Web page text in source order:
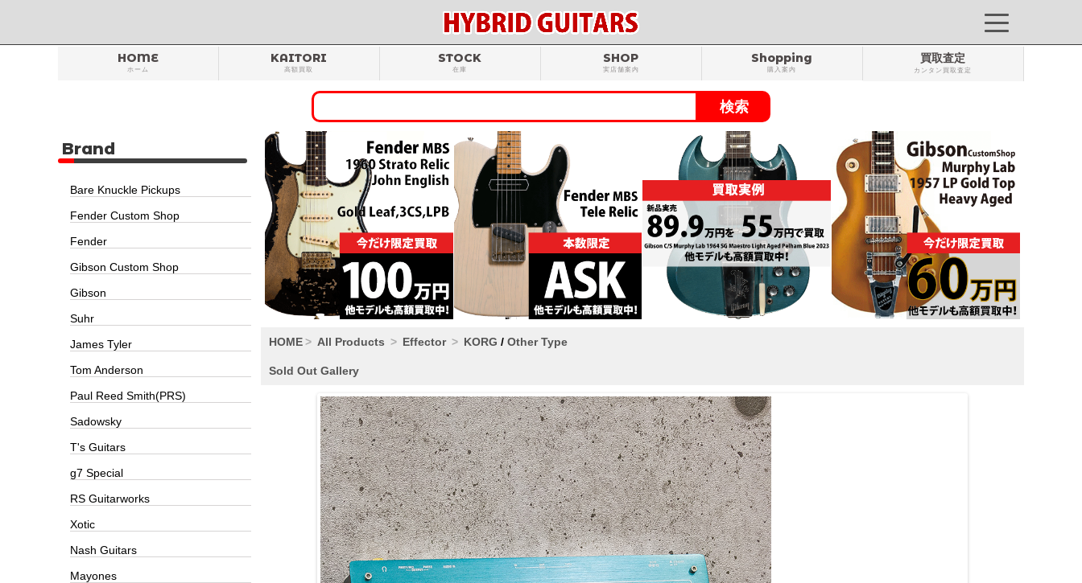
HOME
ホーム
KAITORI
高額買取
STOCK
在庫
SHOP
実店舗案内
Shopping
購入案内
買取査定
カンタン買取査定
HOME All Products Effector KORG / Other Type
Sold Out Gallery
Brand
Bare Knuckle Pickups
Fender Custom Shop
Fender
Gibson Custom Shop
Gibson
Suhr
James Tyler
Tom Anderson
Paul Reed Smith(PRS)
Sadowsky
T's Guitars
g7 Special
RS Guitarworks
Xotic
Nash Guitars
Mayones